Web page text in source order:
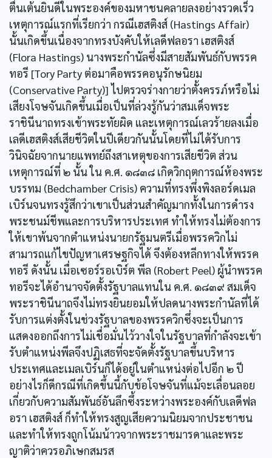
ตื่นเต้นยินดีในพระองค์ของมหาชนคลายลงอย่างรวดเร็ว
เหตุการณ์แรกที่เรียกว่า กรณีเฮสติงส์ (Hastings Affair)
นั้นเกิดขึ้นเนื่องจากทรงบังคับให้เลดีฟลอรา เฮสติงส์
(Flora Hastings) นางพระกำนัลซึ่งมีสายสัมพันธ์กับพรรค
ทอรี [Tory Party ต่อมาคือพรรคอนุรักษนิยม
(Conservative Party)] ไปตรวจร่างกายว่าตั้งครรภ์หรือไม่
เสียงโจษจันเกิดขึ้นเมื่อเป็นที่ล่วงรู้กันว่าสมเด็จพระ
ราชินีนาถทรงเข้าพระทัยผิด และเหตุการณ์เลวร้ายลงเมื่อ
เลดีเฮสติงส์เสียชีวิตในปีเดียวกันนั้นโดยที่ไม่ได้รับการ
วินิจฉัยจากนายแพทย์ถึงสาเหตุของการเสียชีวิต ส่วน
เหตุการณ์ที่ ๒ นั้น ใน ค.ศ. ๑๘๓๘ เกิดวิกฤตการณ์ห้องพระ
บรรทม (Bedchamber Crisis) ความที่ทรงพึ่งพิงลอร์ดเมล
เบิร์นจนทรงรู้สึกว่าเขาเป็นส่วนสำคัญมากทั้งในการดำรง
พระชนม์ชีพและการบริหารประเทศ ทำให้ทรงไม่ต้องการ
ให้เขาพ้นจากตำแหน่งนายกรัฐมนตรีเมื่อพรรควิกไม่
สามารถแก้ไขปัญหาเศรษฐกิจได้ จึงต้องหลีกทางให้พรรค
ทอรี ดังนั้น เมื่อเซอร์รอเบิร์ต พีล (Robert Peel) ผู้นำพรรค
ทอรีจะได้อำนาจจัดตั้งรัฐบาลแทนใน ค.ศ. ๑๘๓๙ สมเด็จ
พระราชินีนาถจึงไม่ทรงยินยอมให้ปลดนางพระกำนัลที่ได้
รับการแต่งตั้งในช่วงรัฐบาลของพรรควิกซึ่งจะเป็นการ
แสดงออกถึงการไม่เชื่อมั่นไว้วางใจในรัฐบาลที่กำลังจะเข้า
รับตำแหน่งพีลจึงปฏิเสธที่จะจัดตั้งรัฐบาลขึ้นบริหาร
ประเทศและเมลเบิร์นก็ได้อยู่ในตำแหน่งต่อไปอีก ๒ ปี
อย่างไรก็ดีกรณีที่เกิดขึ้นนี้กับข้อโจษจันที่แม้จะเลื่อนลอย
เกี่ยวกับความสัมพันธ์อันลึกซึ้งระหว่างพระองค์กับเลดีฟล
อรา เฮสติงส์ ก็ทำให้ทรงสูญเสียความนิยมจากประชาชน
และทำให้ทรงถูกโน้มน้าวจากพระราชมารดาและพระ
ญาติว่าควรอภิเษกสมรส